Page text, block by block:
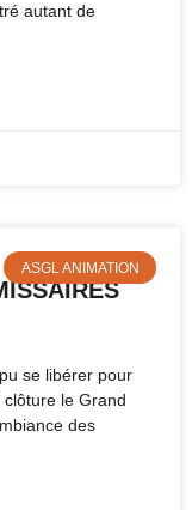
autant de
ASGL ANIMATION
se libérer pour
le Grand
des